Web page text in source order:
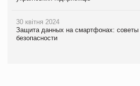
30 квітня 2024
Защита данных на смартфонах:
безопасности